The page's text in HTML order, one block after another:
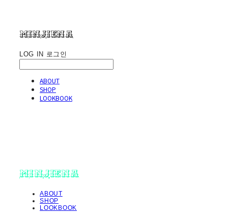
minjiena
LOG IN 로그인
ABOUT
SHOP
LOOKBOOK
minjiena
ABOUT
SHOP
LOOKBOOK